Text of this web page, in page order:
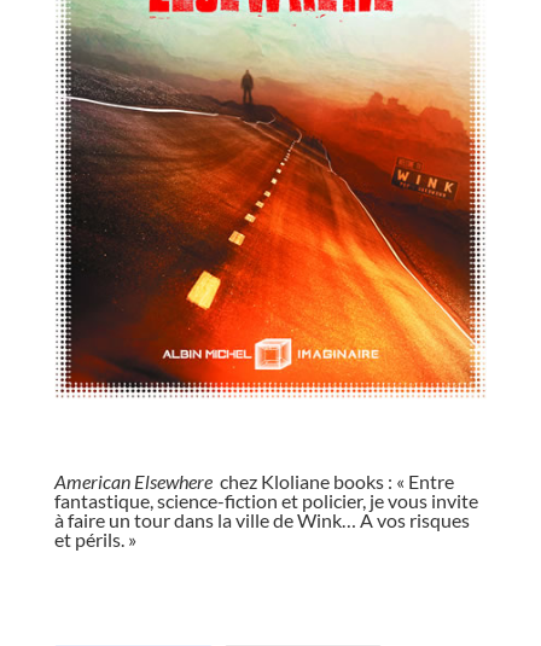
American Elsewherechez Kloliane books : « Entre
fantastique, science-fiction et policier, je vous invite
à faire un tour dans la ville de Wink… A vos risques
et périls. »